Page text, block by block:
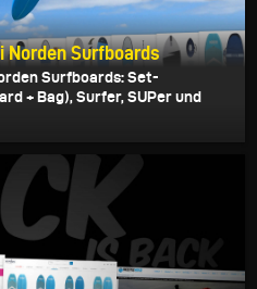
Surfboards
Surfboards: Set-
+ Bag), Surfer, SUPer und